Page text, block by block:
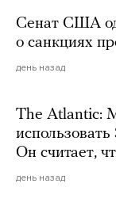
Сенат США
о санкциях
день назад
The Atlantic:
Он считает,
день назад